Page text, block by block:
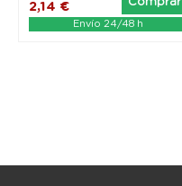
2,14 €
Envío 24/48 h